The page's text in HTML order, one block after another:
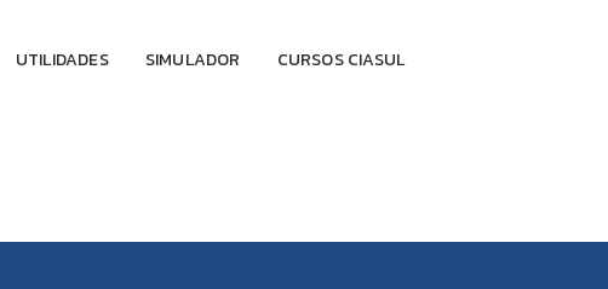
UTILIDADES SIMULADOR CURSOS CIASUL